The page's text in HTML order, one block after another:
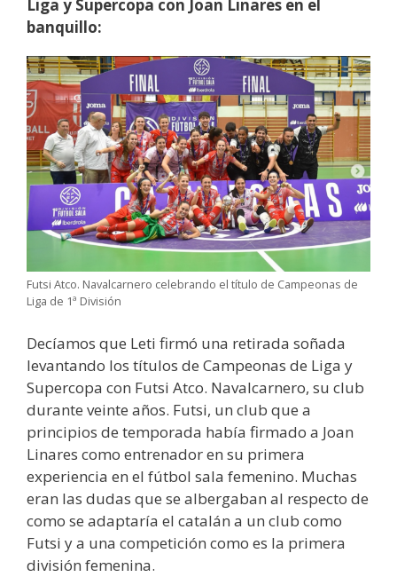
Liga y Supercopa con Joan Linares en el
banquillo:
Futsi Atco. Navalcarnero celebrando el título de Campeonas de
Liga de 1ª División
Decíamos que Leti firmó una retirada soñada
levantando los títulos de Campeonas de Liga y
Supercopa con Futsi Atco. Navalcarnero, su club
durante veinte años. Futsi, un club que a
principios de temporada había firmado a Joan
Linares como entrenador en su primera
experiencia en el fútbol sala femenino. Muchas
eran las dudas que se albergaban al respecto de
como se adaptaría el catalán a un club como
Futsi y a una competición como es la primera
división femenina.